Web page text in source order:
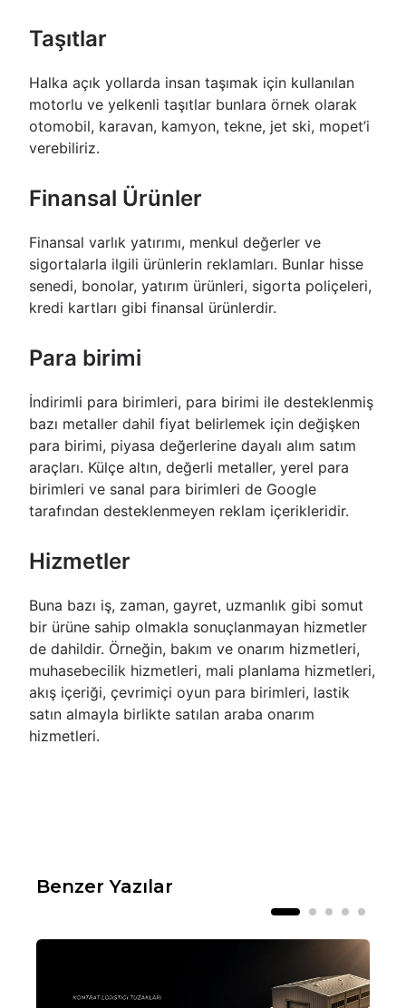
Taşıtlar
Halka açık yollarda insan taşımak için kullanılan
motorlu ve yelkenli taşıtlar bunlara örnek olarak
otomobil, karavan, kamyon, tekne, jet ski, mopet’i
verebiliriz.
Finansal Ürünler
Finansal varlık yatırımı, menkul değerler ve
sigortalarla ilgili ürünlerin reklamları. Bunlar hisse
senedi, bonolar, yatırım ürünleri, sigorta poliçeleri,
kredi kartları gibi finansal ürünlerdir.
Para birimi
İndirimli para birimleri, para birimi ile desteklenmiş
bazı metaller dahil fiyat belirlemek için değişken
para birimi, piyasa değerlerine dayalı alım satım
araçları. Külçe altın, değerli metaller, yerel para
birimleri ve sanal para birimleri de Google
tarafından desteklenmeyen reklam içerikleridir.
Hizmetler
Buna bazı iş, zaman, gayret, uzmanlık gibi somut
bir ürüne sahip olmakla sonuçlanmayan hizmetler
de dahildir. Örneğin, bakım ve onarım hizmetleri,
muhasebecilik hizmetleri, mali planlama hizmetleri,
akış içeriği, çevrimiçi oyun para birimleri, lastik
satın almayla birlikte satılan araba onarım
hizmetleri.
Benzer Yazılar